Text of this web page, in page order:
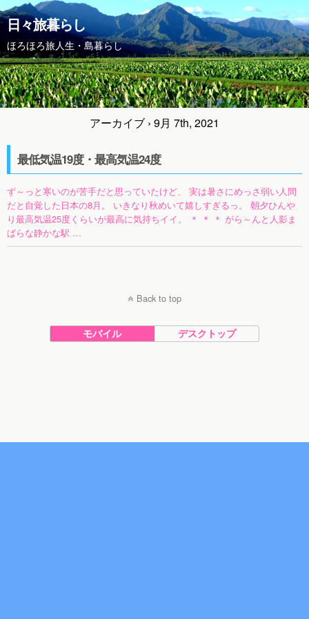
日々旅暮らし
ほろほろ旅人生・島暮らし
アーカイブ › 9月 7th, 2021
最低気温19度・最高気温24度
ず～っと寒いのが苦手だと思っていたけど、 実は暑さにめっさ弱い人間
だと自覚した日本の8月。 いきなり秋めいて嬉しすぎるっ。 朝夕ひんや
り最高気温25度くらいが最高に気持ちイイ。 ＊ ＊ ＊ がら～んと人影ま
ばらな静かな駅 …
Back to top
モバイル デスクトップ